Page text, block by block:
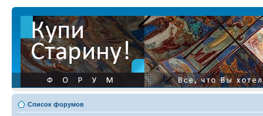
Список форумов